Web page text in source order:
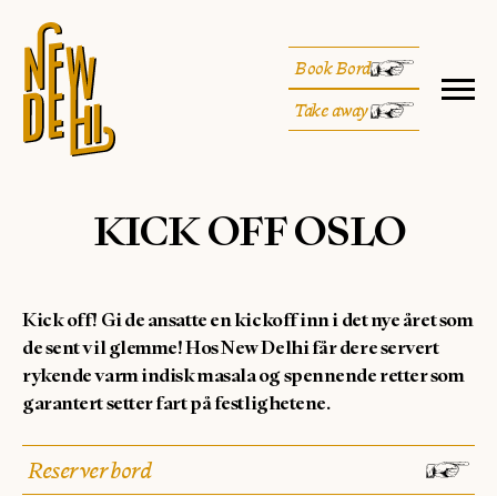
Book Bord
Take away
KICK OFF OSLO
Kick off! Gi de ansatte en kickoff inn i det nye året som
de sent vil glemme! Hos New Delhi får dere servert
rykende varm indisk masala og spennende retter som
garantert setter fart på festlighetene.
Reserver bord